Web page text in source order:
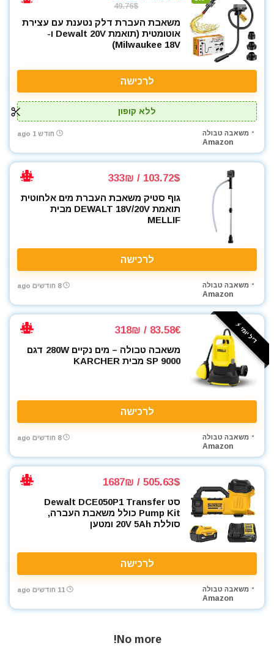
אקדח ניטים
אקדח סיכות ידני
אקדח סיליקון חשמלי
אקדח סיליקון ידני
אקדחי חום
אקדחי סיליקון ונקניקים
ארגז כלים מזווד
ארגזי כלים
בגדי עבודה
בוקסות הינע 1/2"
בוקסות הינע 1/4"
בוקסות הינע 3/4"
בוקסות הינע 3/8"
ביגוד והנעלה לעבודה
גוזם גדר חיה
גנרטורים ותחנות כח
דיבלים וברגים
חומרי הדבקה ואיטום
חומרי ניקוי
חרמש
טרימר / ראוטר
כלי גינון
כלי מדידה
כליבות וקלאמרות
כליבות מהירות
כליבות צינור
כליבות ריתוך
להבים ומתכלים
לרכב
49.76$
משאבת העברת דלק נטענת עם עצירת
אוטומטית (תואמת Dewalt 20V ו-
Milwaukee 18V)
לרכישה
ללא קופון
משאבה טבולה
Amazon
חודש 1 ago
103.72$ / 333₪
גוף סטיק משאבת העברת מים אלחוטית
תואמת DEWALT 18V/20V מבית
MELLIF
לרכישה
משאבה טבולה
Amazon
8 חודשים ago
דיל יומי ⚡️ 83.58€ / 318₪
משאבה טבולה – מים נקיים 280W דגם
SP 9000 מבית KARCHER
לרכישה
משאבה טבולה
Amazon
8 חודשים ago
505.63$ / 1687₪
סט Dewalt DCE050P1 Transfer
Pump Kit כולל משאבת העברה,
סוללת 20V 5Ah ומטען
לרכישה
משאבה טבולה
Amazon
11 חודשים ago
No more!